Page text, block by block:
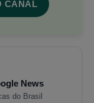
CANAL
News
do Brasil